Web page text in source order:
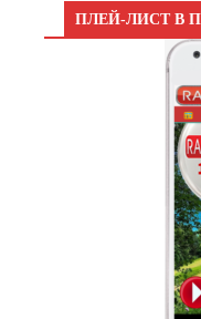
ПЛЕЙ-ЛИСТ В